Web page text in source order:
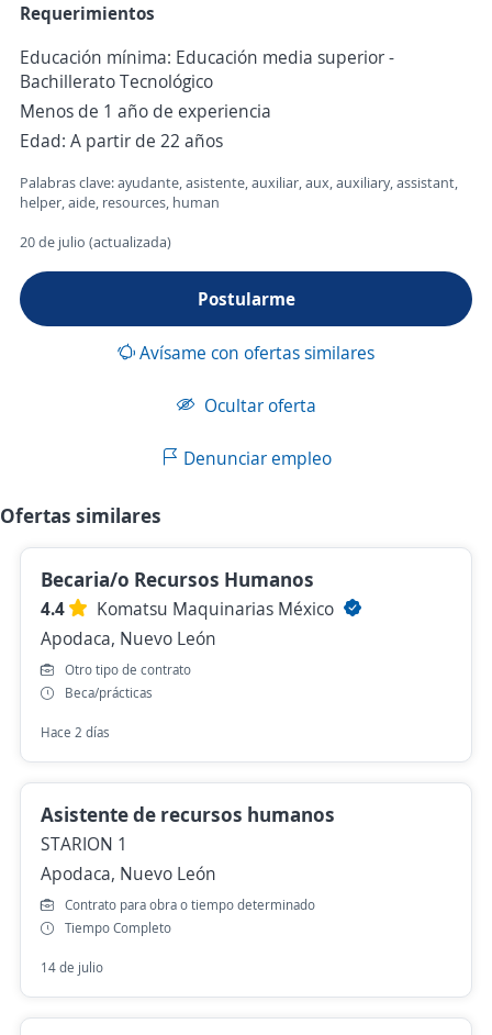
Requerimientos
Educación mínima: Educación media superior -
Bachillerato Tecnológico
Menos de 1 año de experiencia
Edad: A partir de 22 años
Palabras clave: ayudante, asistente, auxiliar, aux, auxiliary, assistant,
helper, aide, resources, human
20 de julio (actualizada)
Postularme
Avísame con ofertas similares
Ocultar oferta
Denunciar empleo
Ofertas similares
Becaria/o Recursos Humanos
4.4
Komatsu Maquinarias México
Apodaca, Nuevo León
Otro tipo de contrato
Beca/prácticas
Hace 2 días
Asistente de recursos humanos
STARION 1
Apodaca, Nuevo León
Contrato para obra o tiempo determinado
Tiempo Completo
14 de julio